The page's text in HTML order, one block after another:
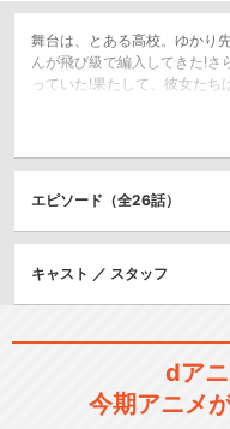
舞台は、とある高校。ゆかり
んが飛び級で編入してきた!さ
っていた!果たして、彼女たち
エピソード（全26話）
キャスト ／ スタッフ
dア
今期アニメ